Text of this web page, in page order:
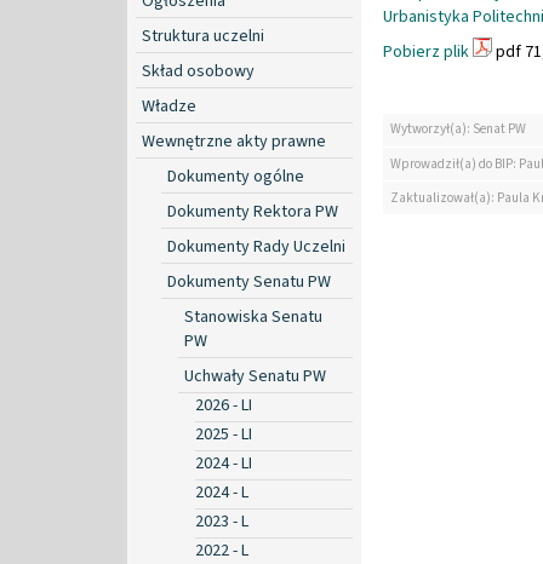
Struktura uczelni
Skład osobowy
Władze
Wewnętrzne akty prawne
Dokumenty ogólne
Dokumenty Rektora PW
Dokumenty Rady Uczelni
Dokumenty Senatu PW
Stanowiska Senatu
PW
Uchwały Senatu PW
2026 - LI
2025 - LI
2024 - LI
2024 - L
2023 - L
2022 - L
Urbanistyka
Pobierz plik
pdf
Wytworzył(a): Senat PW
Wprowadził(a) do BIP:
Zaktualizował(a): Paula